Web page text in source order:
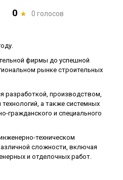
0 0 голосов
фирмы до успешной
рынке строительных
разработкой, производством,
а также системных
гражданского и специального
техническом
сложности, включая
и отделочных работ.